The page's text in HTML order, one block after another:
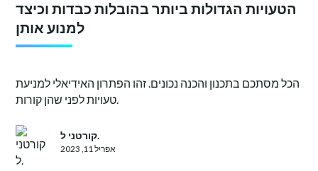
הטעויות הגדולות ביותר בהובלות כבדות וכיצד
למנוע אותן
הכל מסתכם בתכנון והכנה נכונים. זהו הפתרון האידיאלי למניעת
טעויות לפני שהן קורות.
קורטני ל.
אפריל 11, 2023